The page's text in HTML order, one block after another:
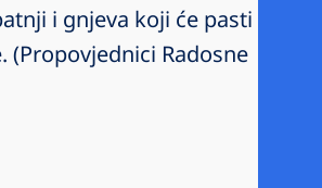
i gnjeva koji će pasti
(Propovjednici Radosne